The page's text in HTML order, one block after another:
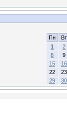
Пн
Вт
1
2
8
9
15
16
22
23
29
30